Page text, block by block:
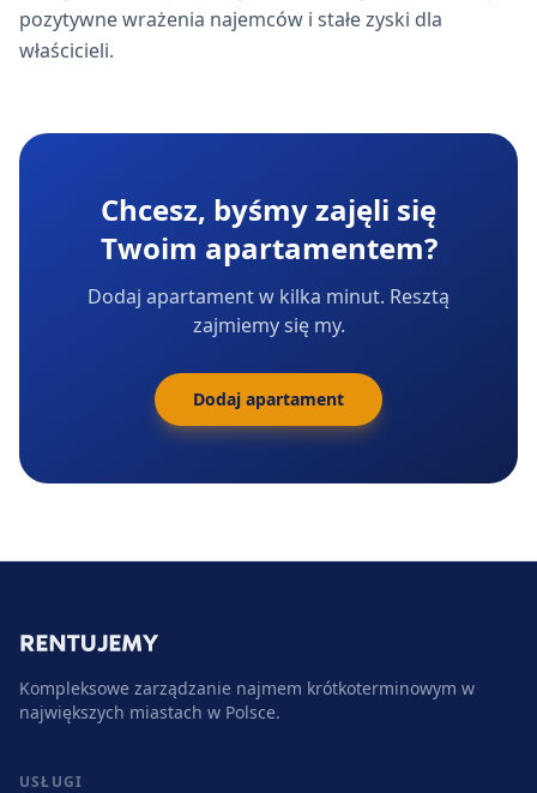
pozytywne wrażenia najemców i stałe zyski dla
właścicieli.
Chcesz, byśmy zajęli się
Twoim apartamentem?
Dodaj apartament w kilka minut. Resztą
zajmiemy się my.
Dodaj apartament
Kompleksowe zarządzanie najmem krótkoterminowym w
największych miastach w Polsce.
USŁUGI